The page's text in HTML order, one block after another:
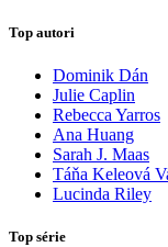
Top autori
Dominik Dán
Julie Caplin
Rebecca Yarros
Ana Huang
Sarah J. Maas
Táňa Keleová
Lucinda Riley
Top série